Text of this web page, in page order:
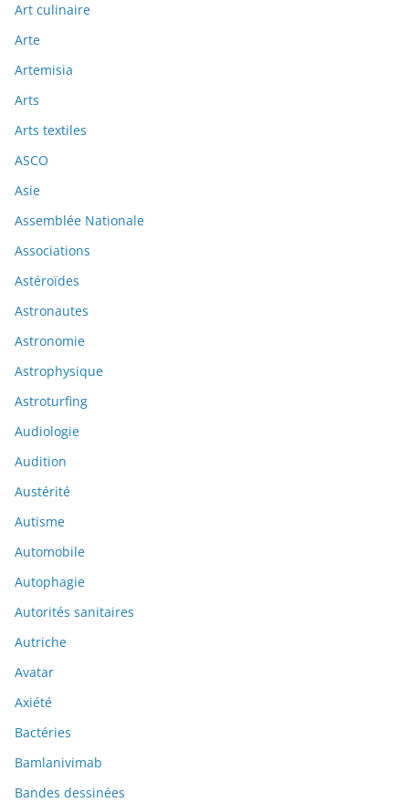
Art culinaire
Arte
Artemisia
Arts
Arts textiles
ASCO
Asie
Assemblée Nationale
Associations
Astéroïdes
Astronautes
Astronomie
Astrophysique
Astroturfing
Audiologie
Audition
Austérité
Autisme
Automobile
Autophagie
Autorités sanitaires
Autriche
Avatar
Axiété
Bactéries
Bamlanivimab
Bandes dessinées